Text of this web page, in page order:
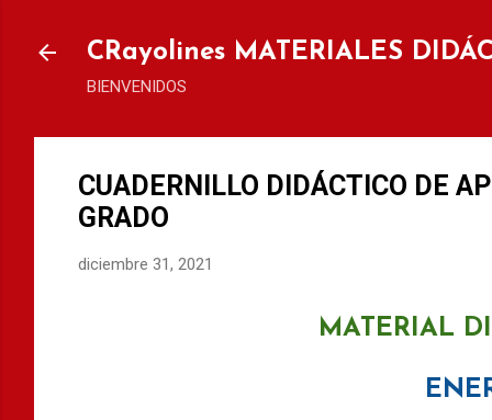
CRayolines MATERIALES
BIENVENIDOS
CUADERNILLO DIDÁCTICO DE
GRADO
diciembre 31, 2021
MATERIAL